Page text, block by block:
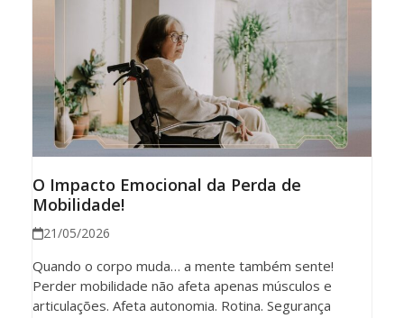
O Impacto Emocional da Perda de
Mobilidade!
21/05/2026
Quando o corpo muda… a mente também sente!
Perder mobilidade não afeta apenas músculos e
articulações. Afeta autonomia. Rotina. Segurança